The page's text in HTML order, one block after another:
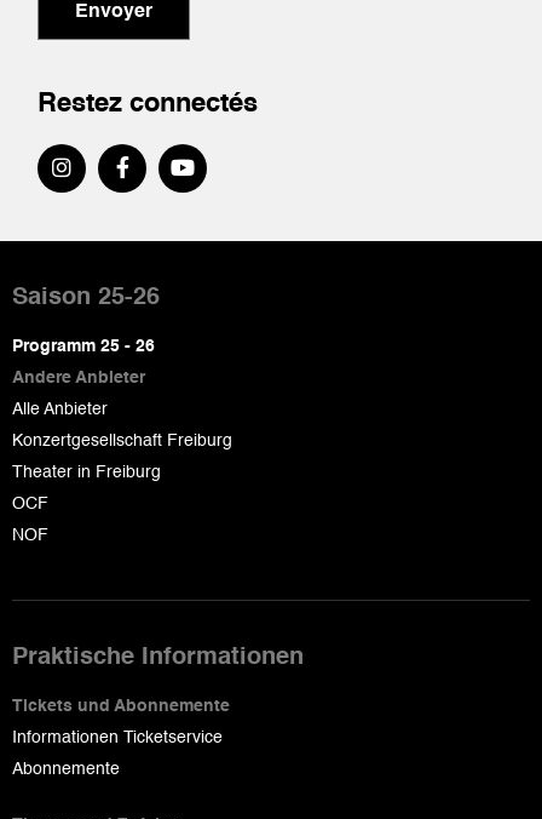
Envoyer
Restez connectés
de
page
Saison 25-26
Programm 25 - 26
Andere Anbieter
Alle Anbieter
Konzertgesellschaft Freiburg
Theater in Freiburg
OCF
NOF
Praktische Informationen
Tickets und Abonnemente
Informationen Ticketservice
Abonnemente